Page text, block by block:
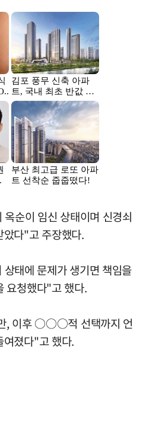
순이 임신 상태이며 신경쇠
았다"고 주장했다.
태에 문제가 생기면 책임을
요청했다"고 했다.
, 이후 ○○○적 선택까지 언
여졌다"고 했다.